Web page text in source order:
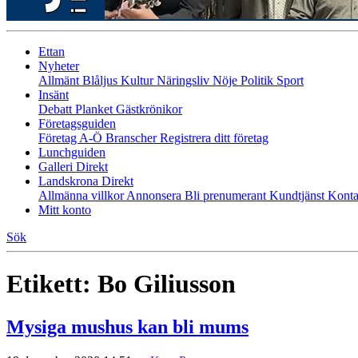
Ettan
Nyheter
Allmänt Blåljus KulturNäringsliv Nöje Politik Sport
Insänt
Debatt Planket Gästkrönikor
Företagsguiden
Företag A-Ö BranscherRegistrera ditt företag
Lunchguiden
Galleri Direkt
Landskrona Direkt
Allmänna villkorAnnonsera Bli prenumerant Kundtjänst
Mitt konto
Sök
Etikett: Bo Giliusson
Mysiga mushus kan bli mums